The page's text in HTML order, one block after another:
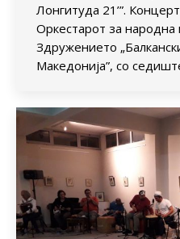
Лонгитуда 21’”.
Оркестарот за народна
Здружението
Македонија”, со